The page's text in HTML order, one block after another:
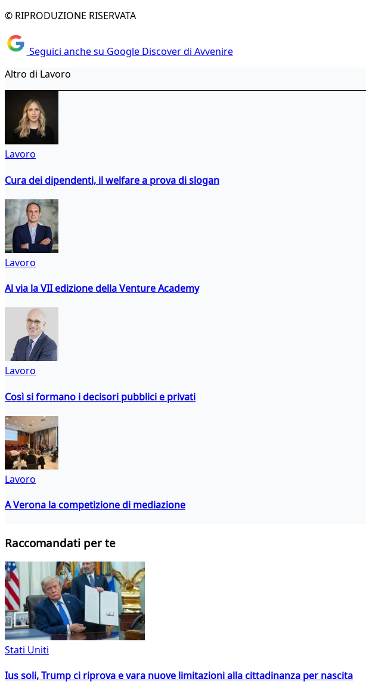
© RIPRODUZIONE RISERVATA
Seguici anche su Google Discover di Avvenire
Altro di Lavoro
Lavoro
Cura dei dipendenti, il welfare a prova di slogan
Lavoro
Al via la VII edizione della Venture Academy
Lavoro
Così si formano i decisori pubblici e privati
Lavoro
A Verona la competizione di mediazione
Raccomandati per te
Stati Uniti
Ius soli, Trump ci riprova e vara nuove limitazioni alla cittadinanza per nascita